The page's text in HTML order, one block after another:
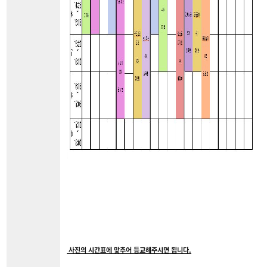
사진의 시간표에 맞추어 등교해주시면 됩니다.